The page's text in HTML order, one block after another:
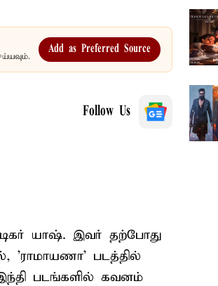
Add as Preferred Source
Follow Us
யாஷ். இவர் தற்போது
'ராமாயணா' படத்தில்
இந்தி படங்களில் கவனம்